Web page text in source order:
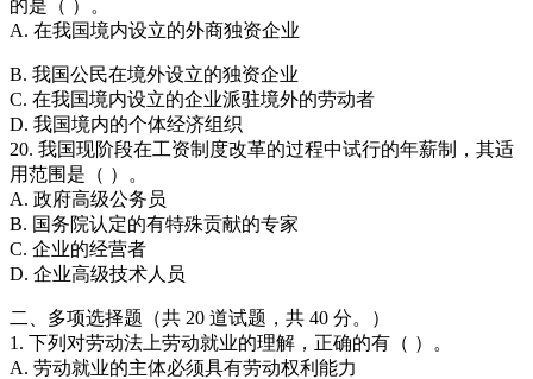
的是（ ）。
A. 在我国境内设立的外商独资企业
B. 我国公民在境外设立的独资企业
C. 在我国境内设立的企业派驻境外的劳动者
D. 我国境内的个体经济组织
20. 我国现阶段在工资制度改革的过程中试行的年薪制，其适
用范围是（ ）。
A. 政府高级公务员
B. 国务院认定的有特殊贡献的专家
C. 企业的经营者
D. 企业高级技术人员
二、多项选择题（共 20 道试题，共 40 分。）
1. 下列对劳动法上劳动就业的理解，正确的有（ ）。
A. 劳动就业的主体必须具有劳动权利能力